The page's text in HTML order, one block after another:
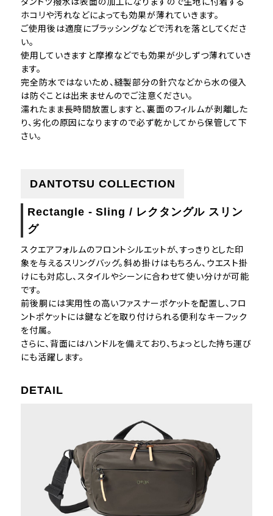
ホコリや汚れなどによっても効果が薄れていきます。
ご使用後は適度にブラッシングなどで汚れを落としてくださ
い。
使用していきますと摩擦などでも効果が少しずつ薄れていき
ます。
完全防水ではないため、縫製部分の針穴などから水の侵入
は防ぐことは出来ませんのでご注意ください。
濡れたまま長時間放置しますと、裏面のフィルムが剥離した
り、劣化の原因になりますので必ず乾かしてから保管して下
さい。
DANTOTSU COLLECTION
Rectangle - Sling / レクタングル スリン
グ
スクエアフォルムのフロントシルエットが、すっきりとした印
象を与えるスリングバッグ。斜め掛けはもちろん、ウエスト掛
けにも対応し、スタイルやシーンに合わせて使い分けが可能
です。
前後胴には実用性の高いファスナーポケットを配置し、フロ
ントポケットには鍵などを取り付けられる便利なキーフック
を付属。
さらに、背面にはハンドルを備えており、ちょっとした持ち運び
にも活躍します。
DETAIL